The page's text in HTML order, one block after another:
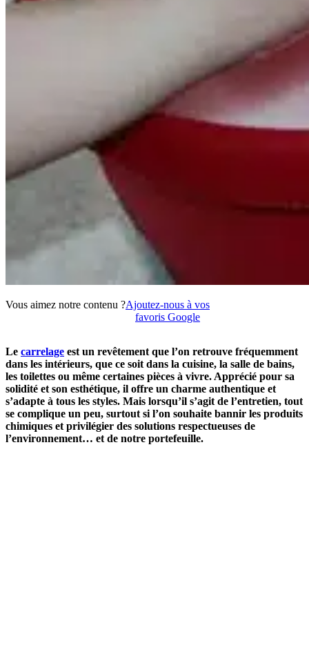
Vous aimez notre contenu ?Ajoutez-nous à vos
favoris Google
Le carrelage est un revêtement que l’on retrouve fréquemment
dans les intérieurs, que ce soit dans la cuisine, la salle de bains,
les toilettes ou même certaines pièces à vivre. Apprécié pour sa
solidité et son esthétique, il offre un charme authentique et
s’adapte à tous les styles. Mais lorsqu’il s’agit de l’entretien, tout
se complique un peu, surtout si l’on souhaite bannir les produits
chimiques et privilégier des solutions respectueuses de
l’environnement… et de notre portefeuille.